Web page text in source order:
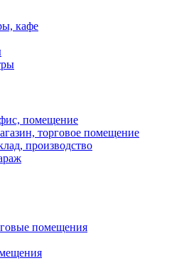
кафе
помещение
торговое помещение
производство
помещения